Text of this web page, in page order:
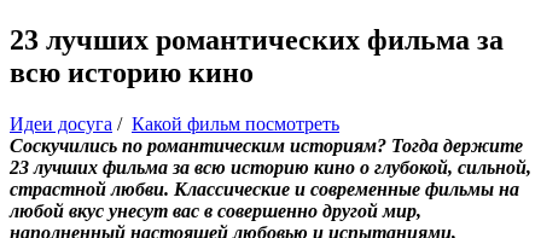
23 лучших романтических фильма за
всю историю кино
Идеи досуга / Какой фильм посмотреть
Соскучились по романтическим историям? Тогда держите
23 лучших фильма за всю историю кино о глубокой, сильной,
страстной любви. Классические и современные фильмы на
любой вкус унесут вас в совершенно другой мир,
наполненный настоящей любовью и испытаниями,